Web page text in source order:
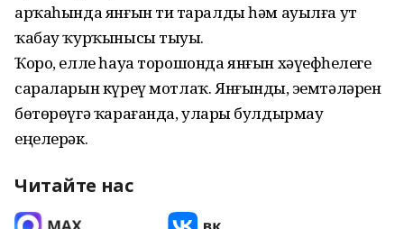
арҡаһында янғын тиҙ таралды һәм ауылға ут
ҡабау ҡурҡынысы тыуҙы.
Ҡоро, елле һауа торошонда янғын хәүефһеҙлеге
сараларын күреү мотлаҡ. Янғынды, эҙемтәләрен
бөтөрөүгә ҡарағанда, уларҙы булдырмау
еңелерәк.
Читайте нас